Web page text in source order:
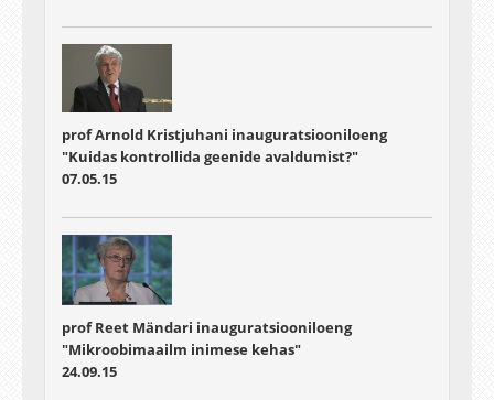
prof Arnold Kristjuhani inauguratsiooniloeng
"Kuidas kontrollida geenide avaldumist?"
07.05.15
prof Reet Mändari inauguratsiooniloeng
"Mikroobimaailm inimese kehas"
24.09.15